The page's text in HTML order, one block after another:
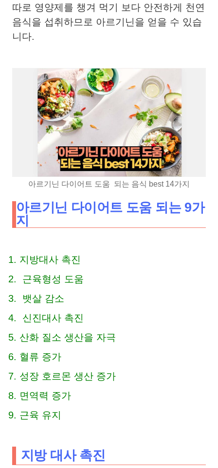
따로 영양제를 챙겨 먹기 보다 안전하게 천연
음식을 섭취하므로 아르기닌을 얻을 수 있습
니다.
아르기닌 다이어트 도움 되는 음식 best 14가지
아르기닌 다이어트 도움 되는 9가
지
지방대사 촉진
근육형성 도움
뱃살 감소
신진대사 촉진
산화 질소 생산을 자극
혈류 증가
성장 호르몬 생산 증가
면역력 증가
근육 유지
지방 대사 촉진